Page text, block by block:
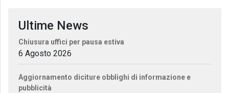
Ultime News
Chiusura uffici per pausa estiva
6 Agosto 2026
Aggiornamento diciture obblighi di informazione e
pubblicità